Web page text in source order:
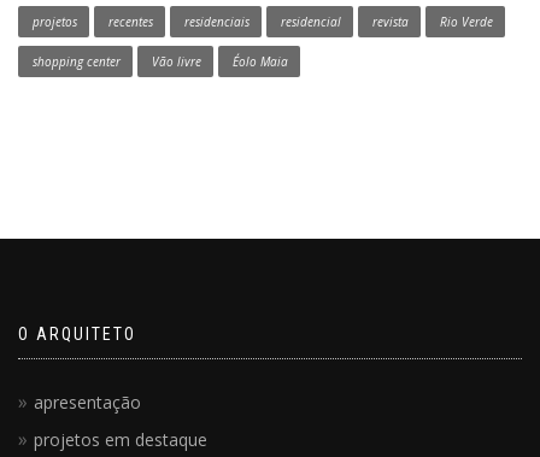
projetos recentes residenciais residencial revista Rio Verde
shopping center Vão livre Éolo Maia
O ARQUITETO
apresentação
projetos em destaque